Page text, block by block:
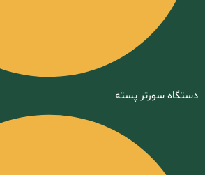
دستگاه سورتر پسته